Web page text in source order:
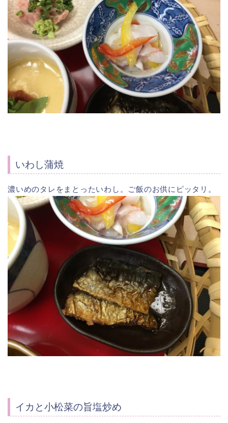
いわし蒲焼
濃いめのタレをまとったいわし。ご飯のお供にピッタリ。
イカと小松菜の旨塩炒め